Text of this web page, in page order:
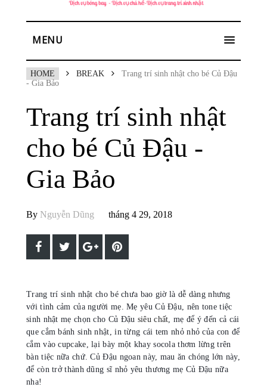
MENU
HOME BREAK
Trang trí sinh nhật cho bé Củ Đậu
- Gia Bảo
Trang trí sinh nhật
cho bé Củ Đậu -
Gia Bảo
By Nguyễn Dũng tháng 4 29, 2018
Trang trí sinh nhật cho bé chưa bao giờ là dễ dàng nhưng
với tình cảm của người mẹ. Mẹ yêu Củ Đậu, nên tone tiệc
sinh nhật mẹ chọn cho Củ Đậu siêu chất, mẹ để ý đến cả cái
que cắm bánh sinh nhật, in từng cái tem nhỏ nhỏ của con để
cắm vào cupcake, lại bày một khay socola thơm lừng trên
bàn tiệc nữa chứ. Củ Đậu ngoan này, mau ăn chóng lớn này,
để còn trở thành dũng sĩ nhỏ yêu thương mẹ Củ Đậu nữa
nha!